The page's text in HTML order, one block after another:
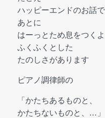
ハッピーエンドのお話
あとに
はーっとため息をつく
ふくふくとした
たのしさがあります
ピアノ調律師の
「かたちあるものと、
かたちないものと、…」